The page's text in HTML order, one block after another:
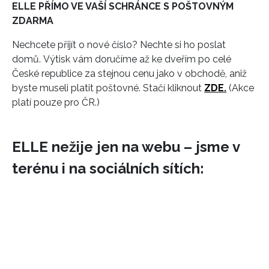
ELLE PŘÍMO VE VAŠÍ SCHRÁNCE S POŠTOVNÝM
ZDARMA
Nechcete přijít o nové číslo? Nechte si ho poslat
domů. Výtisk vám doručíme až ke dveřím po celé
České republice za stejnou cenu jako v obchodě, aniž
byste museli platit poštovné. Stačí kliknout ZDE. (Akce
platí pouze pro ČR.)
ELLE nežije jen na webu – jsme v
terénu i na sociálních sítích: